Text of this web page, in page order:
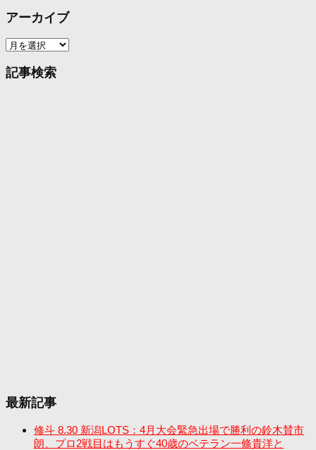
アーカイブ
ア
カ
記事検索
最新記事
修斗 8.30 新潟LOTS：4月大会緊急出場で勝利の鈴木賛市
朗、プロ2戦目はもうすぐ40歳のベテラン一條貴洋と